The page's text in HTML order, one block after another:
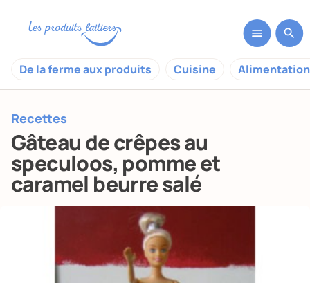
De la ferme aux produits Cuisine
Recettes
Gâteau de crêpes au
speculoos, pomme et
caramel beurre salé